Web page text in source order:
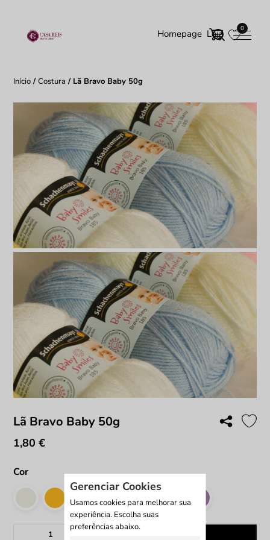
Homepage Loja 0
Início /Costura / Lã Bravo Baby 50g
Lã Bravo Baby 50g
1,80€
Cor
Quantidade
Gerenciar Cookies
Usamos cookies para melhorar sua
experiência. Escolha suas
preferências abaixo.